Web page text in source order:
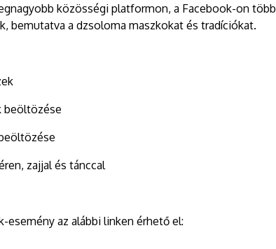
közösségi platformon, a Facebook-on több
bemutatva a dzsoloma maszkokat és tradíciókat.
beöltözése
zajjal és tánccal
az alábbi linken érhető el: